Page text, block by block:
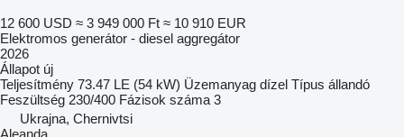
12 600 USD ≈ 3 949 000 Ft ≈ 10 910 EUR
Elektromos generátor - diesel aggregátor
2026
Állapot új
Teljesítmény 73.47 LE (54 kW) Üzemanyag dízel Típus állandó
Feszültség 230/400 Fázisok száma 3
Ukrajna, Chernivtsi
Aleanda